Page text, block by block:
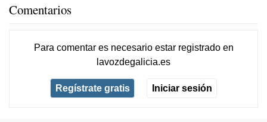
Comentarios
Para comentar es necesario estar registradoen
lavozdegalicia.es
Regístrate gratis Iniciar sesión